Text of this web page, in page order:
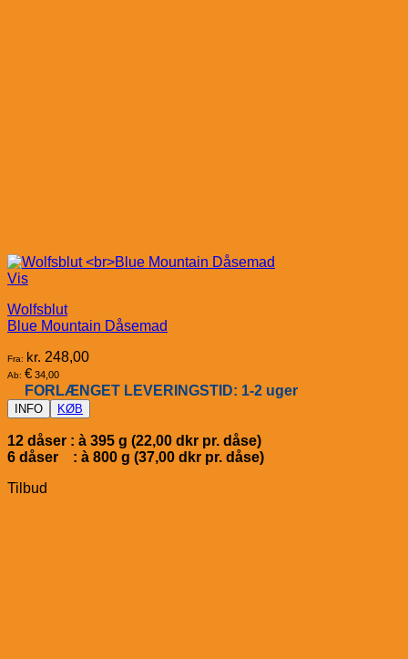
Vis
Wolfsblut
Blue Mountain Dåsemad
Fra: kr. 248,00
Ab: € 34,00
FORLÆNGET LEVERINGSTID: 1-2 uger
INFO KØB
12 dåser : à 395 g (22,00 dkr pr. dåse)
6 dåser : à 800 g (37,00 dkr pr. dåse)
Tilbud